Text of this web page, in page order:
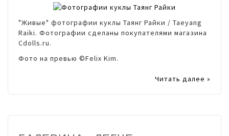
"Живые" фотографии куклы Таянг Райки / Taeyang
Raiki. Фотографии сделаны покупателями магазина
Cdolls.ru.
Фото на превью ©Felix Kim.
Читать далее »